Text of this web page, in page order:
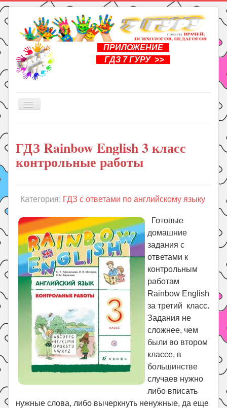
ПРИЛОЖЕНИЕ
ГДЗ 7 ГУРУ >>
Включить/
Книги
Рукоделие
Уроки
Праздники
Психология
Летом!
Поиск
ГДЗ Rainbow English 3 класс
контрольные работы
Категория: ГДЗ с ответами по английскому языку
Готовые
домашние
задания с
ответами к
контрольным
работам
Rainbow English
за третий класс.
Задания не
сложнее, чем
были во втором
классе, в
большинстве
случаев нужно
либо вписать
нужные слова, либо вычеркнуть ненужные, да еще